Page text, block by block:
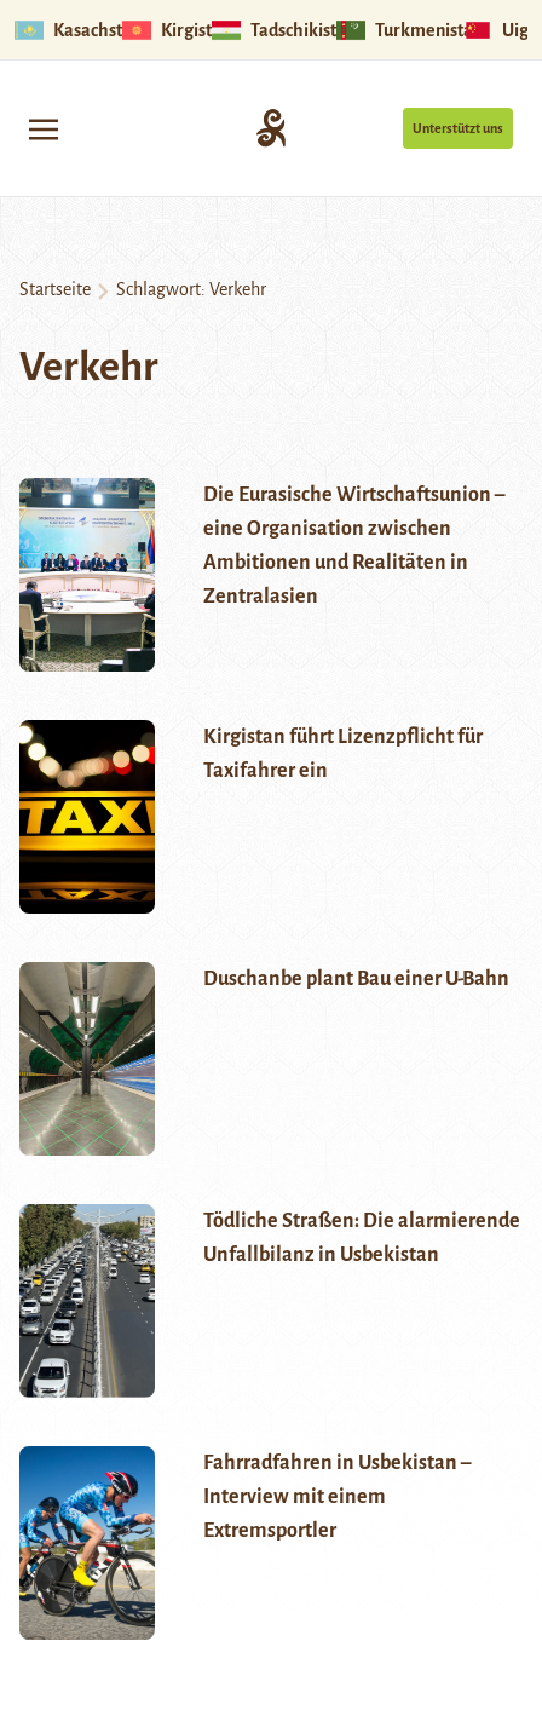
Kasachstan Kirgistan Tadschikistan Turkmenistan
Unterstützt uns
Startseite Schlagwort: Verkehr
Verkehr
Die Eurasische Wirtschaftsunion –
eine Organisation zwischen
Ambitionen und Realitäten in
Zentralasien
Kirgistan führt Lizenzpflicht für
Taxifahrer ein
Duschanbe plant Bau einer U-Bahn
Tödliche Straßen: Die alarmierende
Unfallbilanz in Usbekistan
Fahrradfahren in Usbekistan –
Interview mit einem
Extremsportler